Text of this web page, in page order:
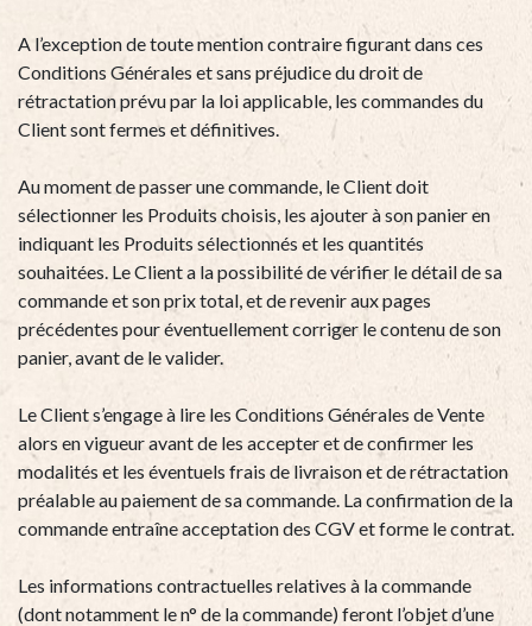
A l’exception de toute mention contraire figurant dans ces
Conditions Générales et sans préjudice du droit de
rétractation prévu par la loi applicable, les commandes du
Client sont fermes et définitives.
Au moment de passer une commande, le Client doit
sélectionner les Produits choisis, les ajouter à son panier en
indiquant les Produits sélectionnés et les quantités
souhaitées. Le Client a la possibilité de vérifier le détail de sa
commande et son prix total, et de revenir aux pages
précédentes pour éventuellement corriger le contenu de son
panier, avant de le valider.
Le Client s’engage à lire les Conditions Générales de Vente
alors en vigueur avant de les accepter et de confirmer les
modalités et les éventuels frais de livraison et de rétractation
préalable au paiement de sa commande. La confirmation de la
commande entraîne acceptation des CGV et forme le contrat.
Les informations contractuelles relatives à la commande
(dont notamment le n° de la commande) feront l’objet d’une